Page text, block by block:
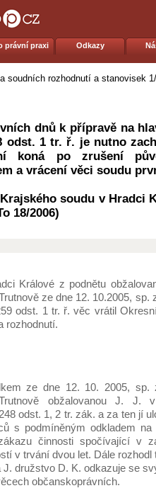
právní praxi Odkazy
soudních rozhodnutí a stanovisek
dnů k přípravě na
odst. 1 tr. ř. je nutno
koná po zrušení
a vrácení věci soudu
soudu v Hradci
18/2006)
Králové z podnětu
ze dne 12. 10.2005, sp.
odst. 1 tr. ř. věc vrátil
rozhodnutí.
ze dne 12. 10. 2005,
obžalovanou J. J.
odst. 1, 2 tr. zák. a za ten jí
s podmíněným odkladem na
činnosti spočívající v
v trvání dvou let. Dále rozhodl
J. družstvo D. K. odkazuje se
občanskoprávních.